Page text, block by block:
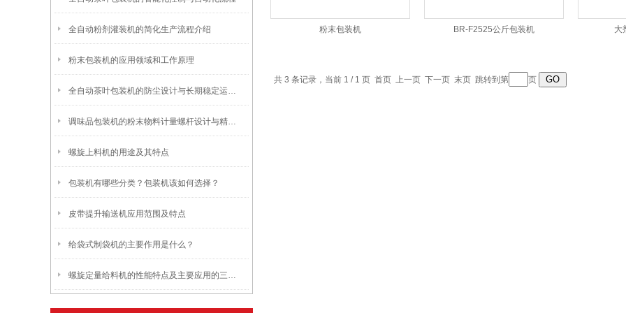
全自动粉剂灌装机的简化生产流程介绍
粉末包装机的应用领域和工作原理
全自动茶叶包装机的防尘设计与长期稳定运行维护要点
调味品包装机的粉末物料计量螺杆设计与精度控制
螺旋上料机的用途及其特点
包装机有哪些分类？包装机该如何选择？
皮带提升输送机应用范围及特点
给袋式制袋机的主要作用是什么？
螺旋定量给料机的性能特点及主要应用的三个方面
粉末包装机 BR-F2525公斤包装机 大
共 3 条记录，当前 1 / 1 页 首页 上一页 下一页 末页 跳转到第 页